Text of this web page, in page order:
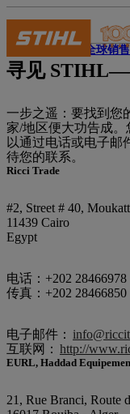
STIHL 全球销售
寻见
一步之遥：要找到您
家/地区便大功告成
以通过电话或电子邮
待您的联系。
Ricci Trade
#2, Street # 40,
11439 Cairo
Egypt
电话：+202 28466978
传真：+202 28466850
电子邮件：
互联网： http://
EURL, Haddad
21, Rue Branci, Route